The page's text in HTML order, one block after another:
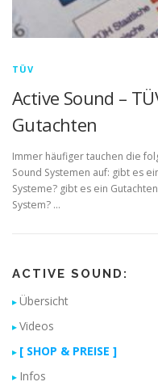
TÜV
Active Sound –
Gutachten
Immer häufiger tauchen die
Sound Systemen auf: gibt es
Systeme? gibt es ein
System? …
ACTIVE SOUND:
Übersicht
Videos
[ SHOP & PREISE ]
Infos